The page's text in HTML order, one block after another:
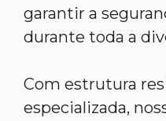
garantir a
durante toda a
Com estrutura
especializada,